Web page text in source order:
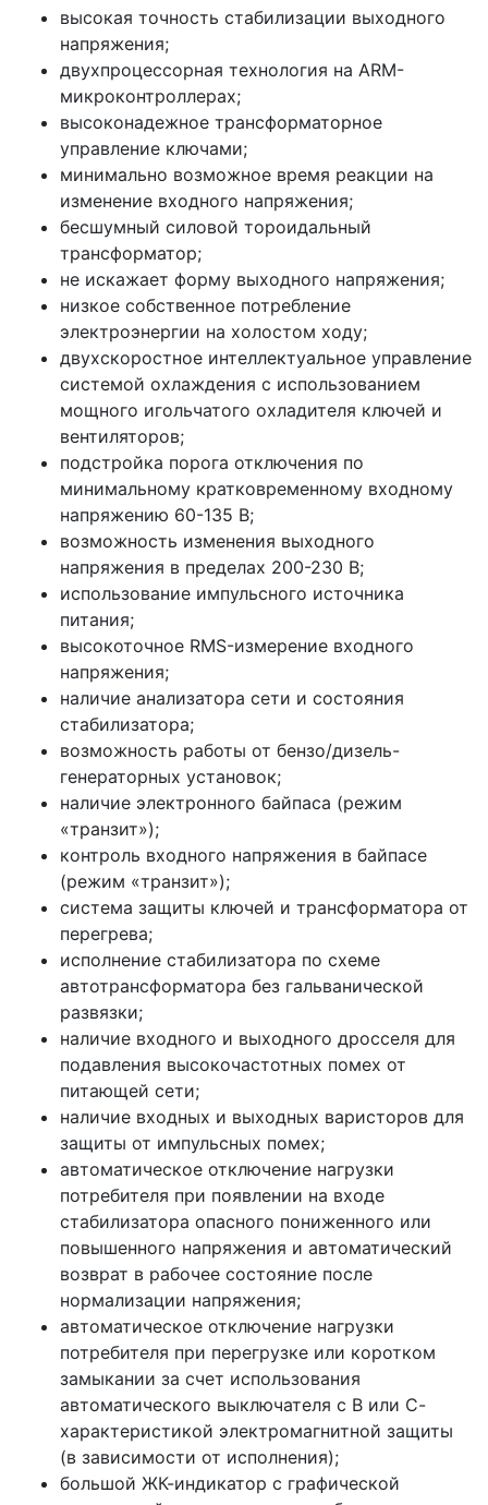
высокая точность стабилизации выходного
напряжения;
двухпроцессорная технология на ARM-
микроконтроллерах;
высоконадежное трансформаторное
управление ключами;
минимально возможное время реакции на
изменение входного напряжения;
бесшумный силовой тороидальный
трансформатор;
не искажает форму выходного напряжения;
низкое собственное потребление
электроэнергии на холостом ходу;
двухскоростное интеллектуальное управление
системой охлаждения с использованием
мощного игольчатого охладителя ключей и
вентиляторов;
подстройка порога отключения по
минимальному кратковременному входному
напряжению 60-135 В;
возможность изменения выходного
напряжения в пределах 200-230 В;
использование импульсного источника
питания;
высокоточное RMS-измерение входного
напряжения;
наличие анализатора сети и состояния
стабилизатора;
возможность работы от бензо/дизель-
генераторных установок;
наличие электронного байпаса (режим
«транзит»);
контроль входного напряжения в байпасе
(режим «транзит»);
система защиты ключей и трансформатора от
перегрева;
исполнение стабилизатора по схеме
автотрансформатора без гальванической
развязки;
наличие входного и выходного дросселя для
подавления высокочастотных помех от
питающей сети;
наличие входных и выходных варисторов для
защиты от импульсных помех;
автоматическое отключение нагрузки
потребителя при появлении на входе
стабилизатора опасного пониженного или
повышенного напряжения и автоматический
возврат в рабочее состояние после
нормализации напряжения;
автоматическое отключение нагрузки
потребителя при перегрузке или коротком
замыкании за счет использования
автоматического выключателя с В или С-
характеристикой электромагнитной защиты
(в зависимости от исполнения);
большой ЖК-индикатор с графической